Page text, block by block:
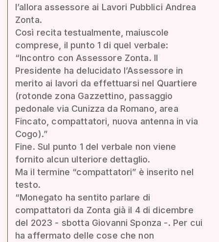
l’allora assessore ai Lavori Pubblici Andrea
Zonta.
Così recita testualmente, maiuscole
comprese, il punto 1 di quel verbale:
“Incontro con Assessore Zonta. Il
Presidente ha delucidato l’Assessore in
merito ai lavori da effettuarsi nel Quartiere
(rotonde zona Gazzettino, passaggio
pedonale via Cunizza da Romano, area
Fincato, compattatori, nuova antenna in via
Cogo).”
Fine. Sul punto 1 del verbale non viene
fornito alcun ulteriore dettaglio.
Ma il termine “compattatori” è inserito nel
testo.
“Monegato ha sentito parlare di
compattatori da Zonta già il 4 di dicembre
del 2023 - sbotta Giovanni Sponza -. Per cui
ha affermato delle cose che non